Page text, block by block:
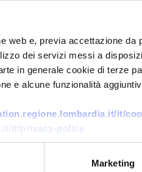
web e, previa accettazione da
dei servizi messi a
in generale cookie di terze
e alcune funzionalità
it/
it/privacy-policy
Marketing
R&D Partner search
PMI lettone
sistemi eolici
ID: